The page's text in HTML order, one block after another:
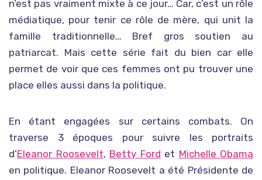
n’est pas vraiment mixte à ce jour… Car, c’est un rôle
médiatique, pour tenir ce rôle de mère, qui unit la
famille traditionnelle… Bref gros soutien au
patriarcat. Mais cette série fait du bien car elle
permet de voir que ces femmes ont pu trouver une
place elles aussi dans la politique.
En étant engagées sur certains combats. On
traverse 3 époques pour suivre les portraits
d’Eleanor Roosevelt, Betty Ford et Michelle Obama
en politique. Eleanor Roosevelt a été Présidente de